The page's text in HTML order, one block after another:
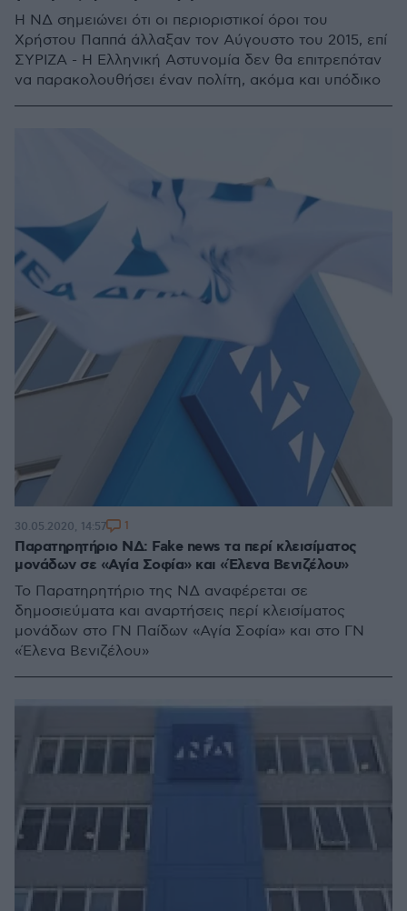
Η ΝΔ σημειώνει ότι οι περιοριστικοί όροι του
Χρήστου Παππά άλλαξαν τον Αύγουστο του 2015, επί
ΣΥΡΙΖΑ - Η Ελληνική Αστυνομία δεν θα επιτρεπόταν
να παρακολουθήσει έναν πολίτη, ακόμα και υπόδικο
Παρατηρητήριο ΝΔ: Fake news τα περί κλεισίματος
μονάδων σε «Αγία Σοφία» και «Έλενα Βενιζέλου»
Το Παρατηρητήριο της ΝΔ αναφέρεται σε
δημοσιεύματα και αναρτήσεις περί κλεισίματος
μονάδων στο ΓΝ Παίδων «Αγία Σοφία» και στο ΓΝ
«Έλενα Βενιζέλου»
30.05.2020, 14:57 1